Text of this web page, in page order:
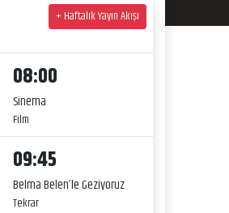
+ Haftalık Yayın Akışı
08:00
Sinema
Film
09:45
Belma Belen’le Geziyoruz
Tekrar